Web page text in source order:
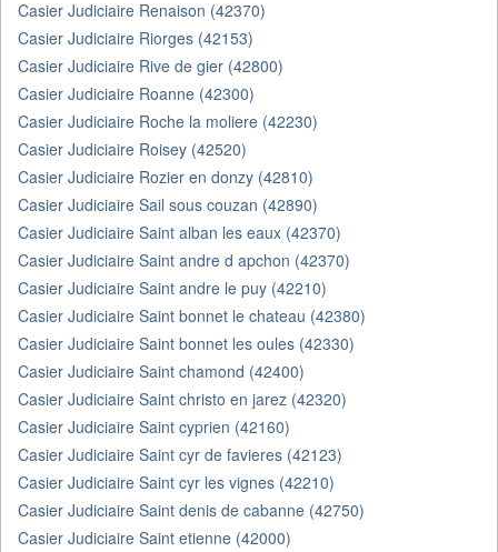
Casier Judiciaire Renaison (42370)
Casier Judiciaire Riorges (42153)
Casier Judiciaire Rive de gier (42800)
Casier Judiciaire Roanne (42300)
Casier Judiciaire Roche la moliere (42230)
Casier Judiciaire Roisey (42520)
Casier Judiciaire Rozier en donzy (42810)
Casier Judiciaire Sail sous couzan (42890)
Casier Judiciaire Saint alban les eaux (42370)
Casier Judiciaire Saint andre d apchon (42370)
Casier Judiciaire Saint andre le puy (42210)
Casier Judiciaire Saint bonnet le chateau (42380)
Casier Judiciaire Saint bonnet les oules (42330)
Casier Judiciaire Saint chamond (42400)
Casier Judiciaire Saint christo en jarez (42320)
Casier Judiciaire Saint cyprien (42160)
Casier Judiciaire Saint cyr de favieres (42123)
Casier Judiciaire Saint cyr les vignes (42210)
Casier Judiciaire Saint denis de cabanne (42750)
Casier Judiciaire Saint etienne (42000)